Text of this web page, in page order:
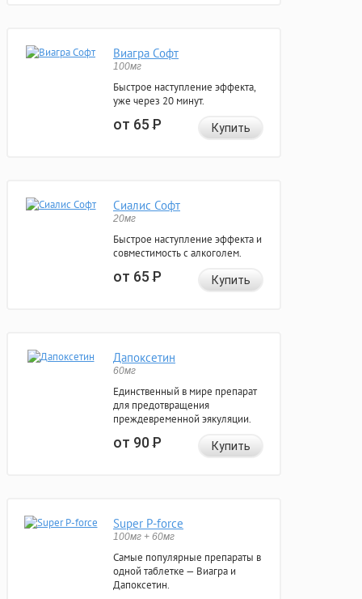
Виагра Софт
100мг
Быстрое наступление эффекта,
уже через 20 минут.
от 65Р Купить
Сиалис Софт
20мг
Быстрое наступление эффекта и
совместимость с алкоголем.
от 65Р Купить
Дапоксетин
60мг
Единственный в мире препарат
для предотвращения
преждевременной эякуляции.
от 90Р Купить
Super P-force
100мг + 60мг
Самые популярные препараты в
одной таблетке — Виагра и
Дапоксетин.